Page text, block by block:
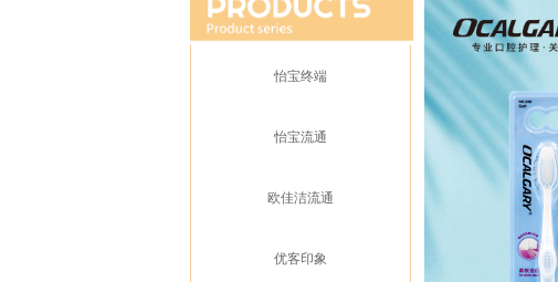
怡宝终端
怡宝流通
欧佳洁流通
优客印象